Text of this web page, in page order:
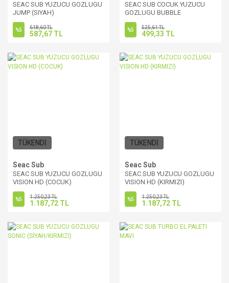
SEAC SUB YUZUCU GOZLUGU
JUMP (SIYAH)
%5 618,60 TL
587,67 TL
SEAC SUB COCUK YUZUCU
GOZLUGU BUBBLE
%5 525,61 TL
499,33 TL
TÜKENDİ
Seac Sub
SEAC SUB YUZUCU GOZLUGU
VISION HD (COCUK)
%5 1.250,23 TL
1.187,72 TL
TÜKENDİ
Seac Sub
SEAC SUB YUZUCU GOZLUGU
VISION HD (KIRMIZI)
%5 1.250,23 TL
1.187,72 TL